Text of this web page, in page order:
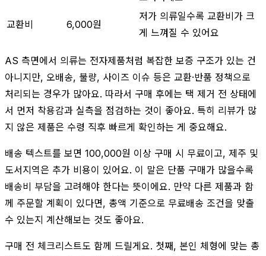
교환비 6,000원
저가 의류일수록 교환비가 크
게 느껴질 수 있어요
AS 측면에서 의류는 전자제품처럼 복잡한 보증 구조가 있는 건
아니지만, 오배송, 불량, 사이즈 이슈 등은 교환·반품 정책으로
처리되는 경우가 많아요. 따라서 구매 후에는 택 제거 전 상태에
서 먼저 착용감과 실측을 점검하는 것이 좋아요. 특히 리뷰가 많
지 않은 제품은 수령 직후 빠르게 확인하는 게 중요해요.
배송 텍스트를 보면 100,000원 이상 구매 시 무료이고, 제주 및
도서지역은 추가 비용이 있어요. 이 말은 단품 구매가 많을수록
배송비 부담을 고려해야 한다는 뜻이에요. 만약 다른 제품과 함
께 주문할 계획이 있다면, 총액 기준으로 무료배송 조건을 맞출
수 있는지 계산해보는 것도 좋아요.
구매 전 체크리스트도 함께 드릴게요. 첫째, 본인 체형에 맞는 총